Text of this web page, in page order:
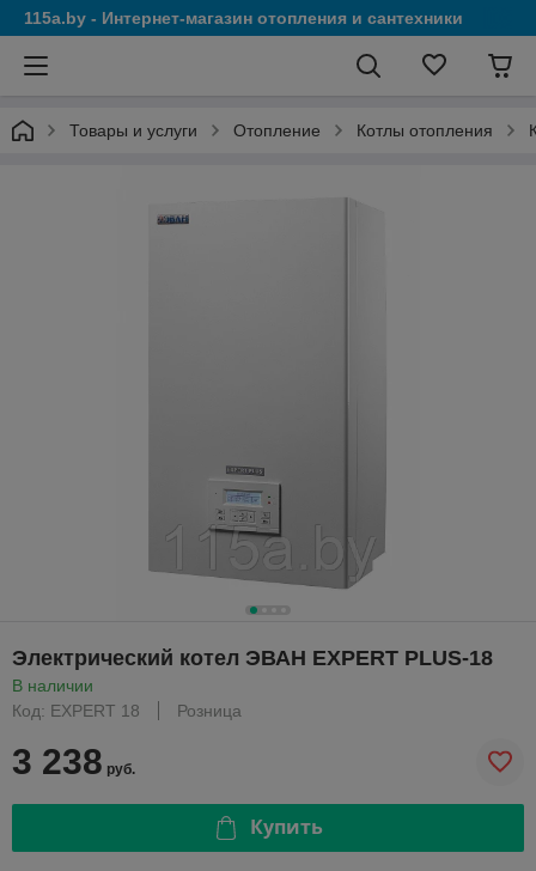
115a.by - Интернет-магазин отопления и сантехники
Товары и услуги Отопление Котлы отопления
Электрический котел ЭВАН EXPERT PLUS-18
В наличии
Код: EXPERT 18
Розница
3 238 руб.
Купить